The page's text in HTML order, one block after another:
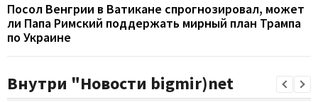
Посол Венгрии в Ватикане спрогнозировал, может
ли Папа Римский поддержать мирный план Трампа
по Украине
Внутри "Новости bigmir)net